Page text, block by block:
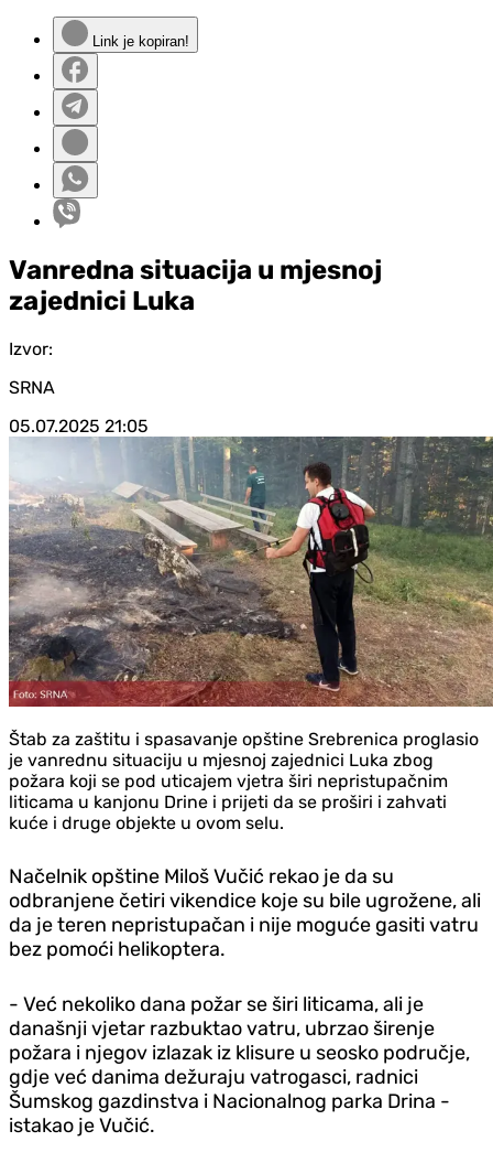
Link je kopiran!
Vanredna situacija u mjesnoj
zajednici Luka
Izvor:
SRNA
05.07.2025 21:05
Štab za zaštitu i spasavanje opštine Srebrenica proglasio
je vanrednu situaciju u mjesnoj zajednici Luka zbog
požara koji se pod uticajem vjetra širi nepristupačnim
liticama u kanjonu Drine i prijeti da se proširi i zahvati
kuće i druge objekte u ovom selu.
Načelnik opštine Miloš Vučić rekao je da su
odbranjene četiri vikendice koje su bile ugrožene, ali
da je teren nepristupačan i nije moguće gasiti vatru
bez pomoći helikoptera.
- Već nekoliko dana požar se širi liticama, ali je
današnji vjetar razbuktao vatru, ubrzao širenje
požara i njegov izlazak iz klisure u seosko područje,
gdje već danima dežuraju vatrogasci, radnici
Šumskog gazdinstva i Nacionalnog parka Drina -
istakao je Vučić.